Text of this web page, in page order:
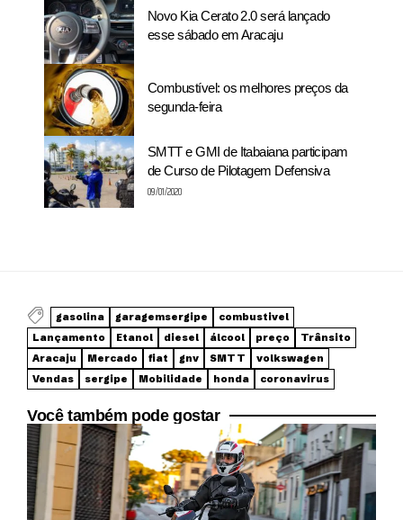
Novo Kia Cerato 2.0 será lançado
esse sábado em Aracaju
Combustível: os melhores preços da
segunda-feira
SMTT e GMI de Itabaiana participam
de Curso de Pilotagem Defensiva
09/01/2020
gasolina garagemsergipe
combustivel
Lançamento
Etanol diesel álcool preço
Trânsito
Aracaju
Mercado fiat gnv SMTT
volkswagen
Vendas
sergipe Mobilidade honda coronavirus
Você também pode gostar